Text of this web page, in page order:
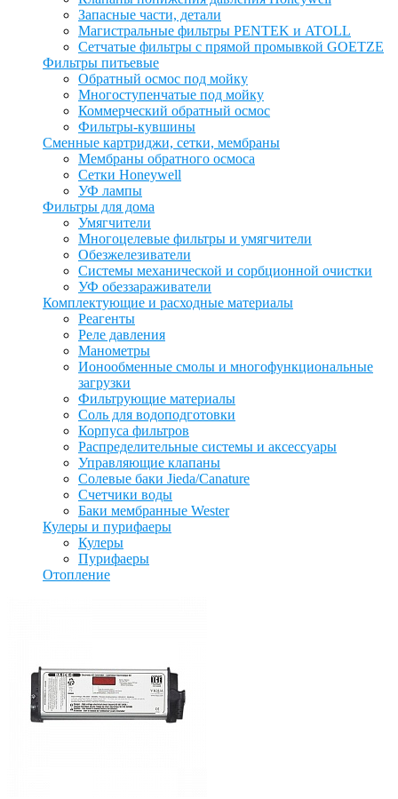
Запасные части, детали
Магистральные фильтры PENTEK и ATOLL
Сетчатые фильтры с прямой промывкой GOETZE
Фильтры питьевые
Обратный осмос под мойку
Многоступенчатые под мойку
Коммерческий обратный осмос
Фильтры-кувшины
Сменные картриджи, сетки, мембраны
Мембраны обратного осмоса
Сетки Honeywell
УФ лампы
Фильтры для дома
Умягчители
Многоцелевые фильтры и умягчители
Обезжелезиватели
Системы механической и сорбционной очистки
УФ обеззараживатели
Комплектующие и расходные материалы
Реагенты
Реле давления
Манометры
Ионообменные смолы и многофункциональные
загрузки
Фильтрующие материалы
Соль для водоподготовки
Корпуса фильтров
Распределительные системы и аксессуары
Управляющие клапаны
Солевые баки Jieda/Canature
Счетчики воды
Баки мембранные Wester
Кулеры и пурифаеры
Кулеры
Пурифаеры
Отопление